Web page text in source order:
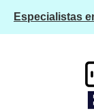
Especialistas